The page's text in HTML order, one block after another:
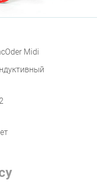
Midi